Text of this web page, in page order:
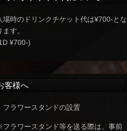
場時のドリンクチケット代は¥700-とな
ます。
¥700-)
客様へ
フラワースタンドの設置
ラワースタンド等を送る際は、事前